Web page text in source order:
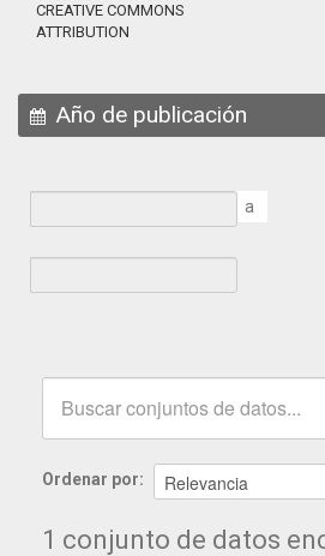
CREATIVE COMMONS
ATTRIBUTION
Año de publicación
a
Ordenar por
1 conjunto de datos